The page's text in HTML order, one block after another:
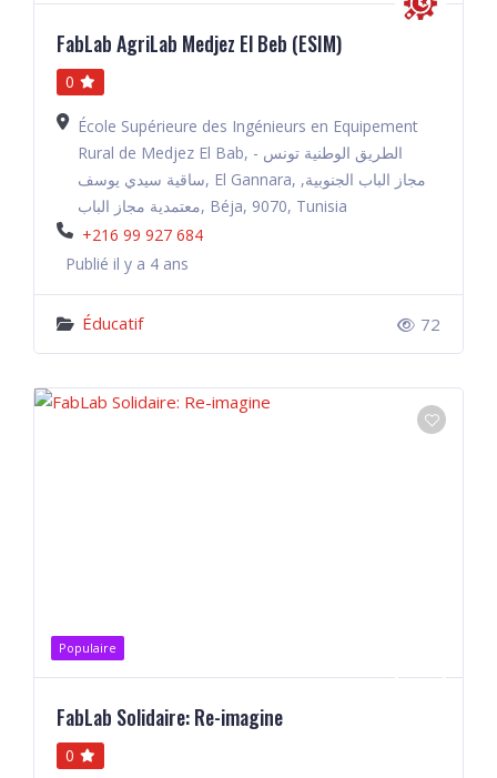
FabLab AgriLab Medjez El Beb (ESIM)
0
École Supérieure des Ingénieurs en Equipement
Rural de Medjez El Bab, الطريق الوطنية تونس -
ساقية سيدي يوسف, El Gannara, مجاز الباب الجنوبية,
معتمدية مجاز الباب, Béja, 9070, Tunisia
+216 99 927 684
Publié il y a 4 ans
Éducatif 72
Populaire
FabLab Solidaire: Re-imagine
0